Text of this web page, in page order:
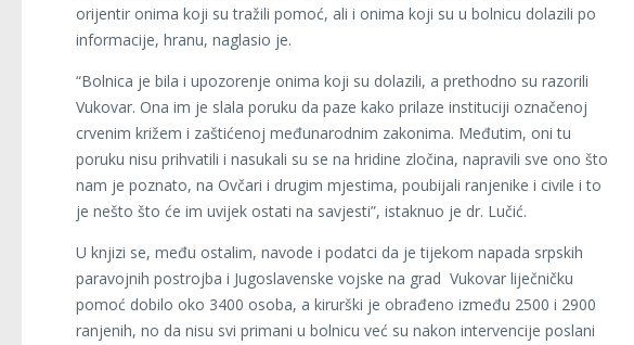
orijentir onima koji su tražili pomoć, ali i onima koji su u bolnicu dolazili po
informacije, hranu, naglasio je.
“Bolnica je bila i upozorenje onima koji su dolazili, a prethodno su razorili
Vukovar. Ona im je slala poruku da paze kako prilaze instituciji označenoj
crvenim križem i zaštićenoj međunarodnim zakonima. Međutim, oni tu
poruku nisu prihvatili i nasukali su se na hridine zločina, napravili sve ono što
nam je poznato, na Ovčari i drugim mjestima, poubijali ranjenike i civile i to
je nešto što će im uvijek ostati na savjesti”, istaknuo je dr. Lučić.
U knjizi se, među ostalim, navode i podatci da je tijekom napada srpskih
paravojnih postrojba i Jugoslavenske vojske na grad Vukovar liječničku
pomoć dobilo oko 3400 osoba, a kirurški je obrađeno između 2500 i 2900
ranjenih, no da nisu svi primani u bolnicu već su nakon intervencije poslani